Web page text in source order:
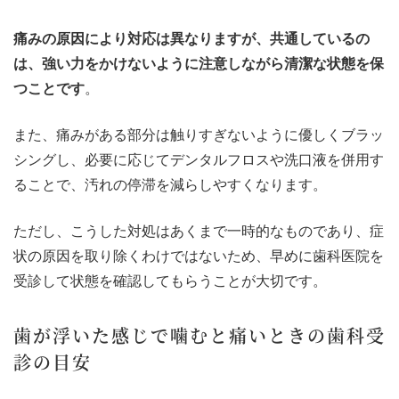
痛みの原因により対応は異なりますが、共通しているの
は、強い力をかけないように注意しながら清潔な状態を保
つことです。
また、痛みがある部分は触りすぎないように優しくブラッ
シングし、必要に応じてデンタルフロスや洗口液を併用す
ることで、汚れの停滞を減らしやすくなります。
ただし、こうした対処はあくまで一時的なものであり、症
状の原因を取り除くわけではないため、早めに歯科医院を
受診して状態を確認してもらうことが大切です。
歯が浮いた感じで噛むと痛いときの歯科受
診の目安